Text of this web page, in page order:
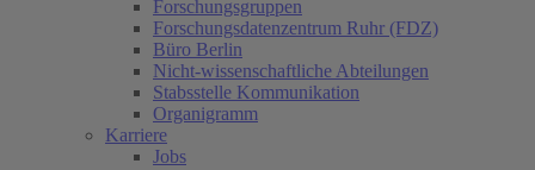
Forschungsgruppen
Forschungsdatenzentrum Ruhr (FDZ)
Büro Berlin
Nicht-wissenschaftliche Abteilungen
Stabsstelle Kommunikation
Organigramm
Karriere
Jobs